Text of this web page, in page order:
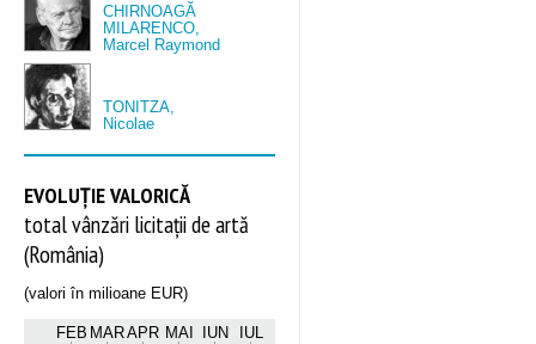
CHIRNOAGĂ
MILARENCO,
Marcel Raymond
TONITZA,
Nicolae
EVOLUȚIE VALORICĂ
total vânzări licitații de artă
(România)
(valori în milioane EUR)
FEB MARAPR MAI IUN IUL